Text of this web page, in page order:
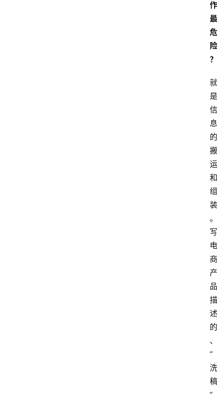
作
最
危
险
？
就
是
信
息
的
搬
运
和
组
装
。
写
电
商
产
品
描
述
的
、
“
洗
稿
”